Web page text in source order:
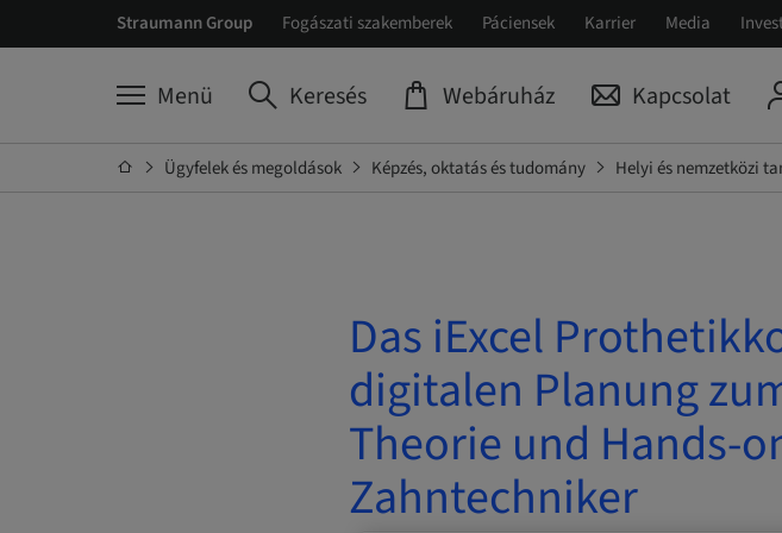
Straumann Group Fogászati szakemberek Páciensek Karrier Media
Menü Keresés Webáruház Kapcsolat
Ügyfelek és megoldások Képzés, oktatás és tudomány Helyi és nemzetközi
Das iExcel
digitalen Planung
Theorie und Hands-
Zahntechniker